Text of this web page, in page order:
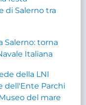
di Salerno tra
Salerno: torna
Italiana
della LNI
dell'Ente Parchi
del mare